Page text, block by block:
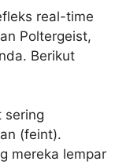
real-time
Poltergeist,
Berikut
sering
(feint).
mereka lempar